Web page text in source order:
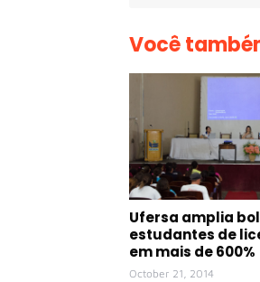
Você
Ufersa amplia
estudantes de
em mais de 600%
October 21, 2014